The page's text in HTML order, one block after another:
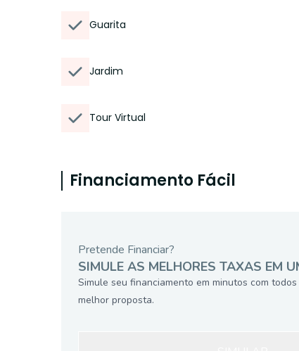
Guarita
Jardim
Tour Virtual
Financiamento Fácil
Pretende Financiar?
SIMULE AS MELHORES TAXAS EM
Simule seu financiamento em minutos com
melhor proposta.